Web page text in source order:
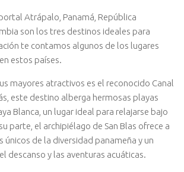
Atrápalo, Panamá, República
son los tres destinos ideales para
te contamos algunos de los lugares
estos países.
mayores atractivos es el reconocido Canal
este destino alberga hermosas playas
Blanca, un lugar ideal para relajarse bajo
parte, el archipiélago de San Blas ofrece a
únicos de la diversidad panameña y un
descanso y las aventuras acuáticas.